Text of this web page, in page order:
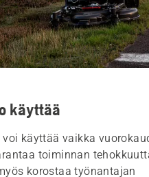
käyttää
voi käyttää vaikka
toiminnan
korostaa työnantajan